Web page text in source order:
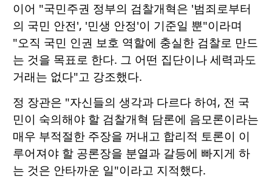
이어 "국민주권 정부의 검찰개혁은 '범죄로부터
의 국민 안전', '민생 안정'이 기준일 뿐"이라며
"오직 국민 인권 보호 역할에 충실한 검찰로 만드
는 것을 목표로 한다. 그 어떤 집단이나 세력과도
거래는 없다"고 강조했다.
정 장관은 "자신들의 생각과 다르다 하여, 전 국
민이 숙의해야 할 검찰개혁 담론에 음모론이라는
매우 부적절한 주장을 꺼내고 합리적 토론이 이
루어져야 할 공론장을 분열과 갈등에 빠지게 하
는 것은 안타까운 일"이라고 지적했다.